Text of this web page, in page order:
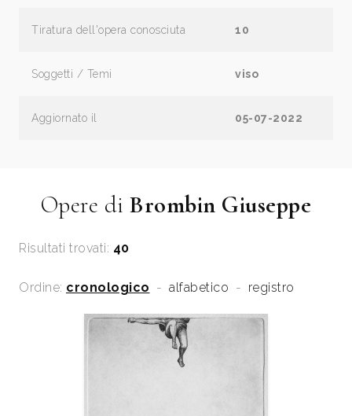
Tiratura dell'opera conosciuta 10
Soggetti / Temi viso
Aggiornato il 05-07-2022
Opere diBrombin Giuseppe
Risultati trovati: 40
Ordine: cronologico - alfabetico - registro